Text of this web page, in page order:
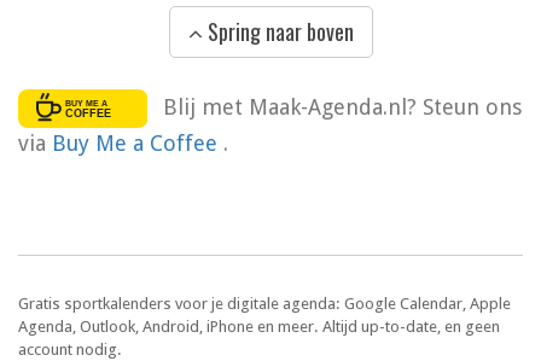
Spring naar boven
Blij met Maak-Agenda.nl? Steun ons
via Buy Me a Coffee .
Gratis sportkalenders voor je digitale agenda: Google Calendar, Apple
Agenda, Outlook, Android, iPhone en meer. Altijd up-to-date, en geen
account nodig.